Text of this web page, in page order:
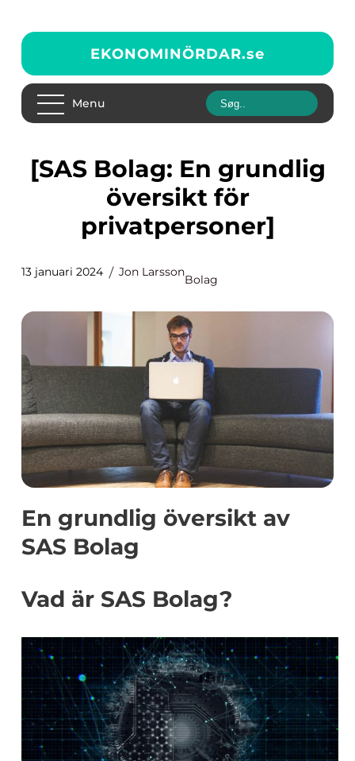
EKONOMINÖRDAR.se
Menu
[SAS Bolag: En grundlig
översikt för
privatpersoner]
13 januari 2024 Jon Larsson
Bolag
En grundlig översikt av
SAS Bolag
Vad är SAS Bolag?